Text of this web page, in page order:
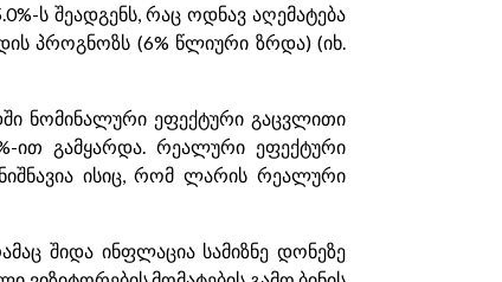
ს შეადგენს, რაც ოდნავ აღემატება
პროგნოზს (6% წლიური ზრდა) (იხ.
ნომინალური ეფექტური გაცვლითი
ით გამყარდა. რეალური ეფექტური
ისიც, რომ ლარის რეალური
შიდა ინფლაცია სამიზნე დონეზე